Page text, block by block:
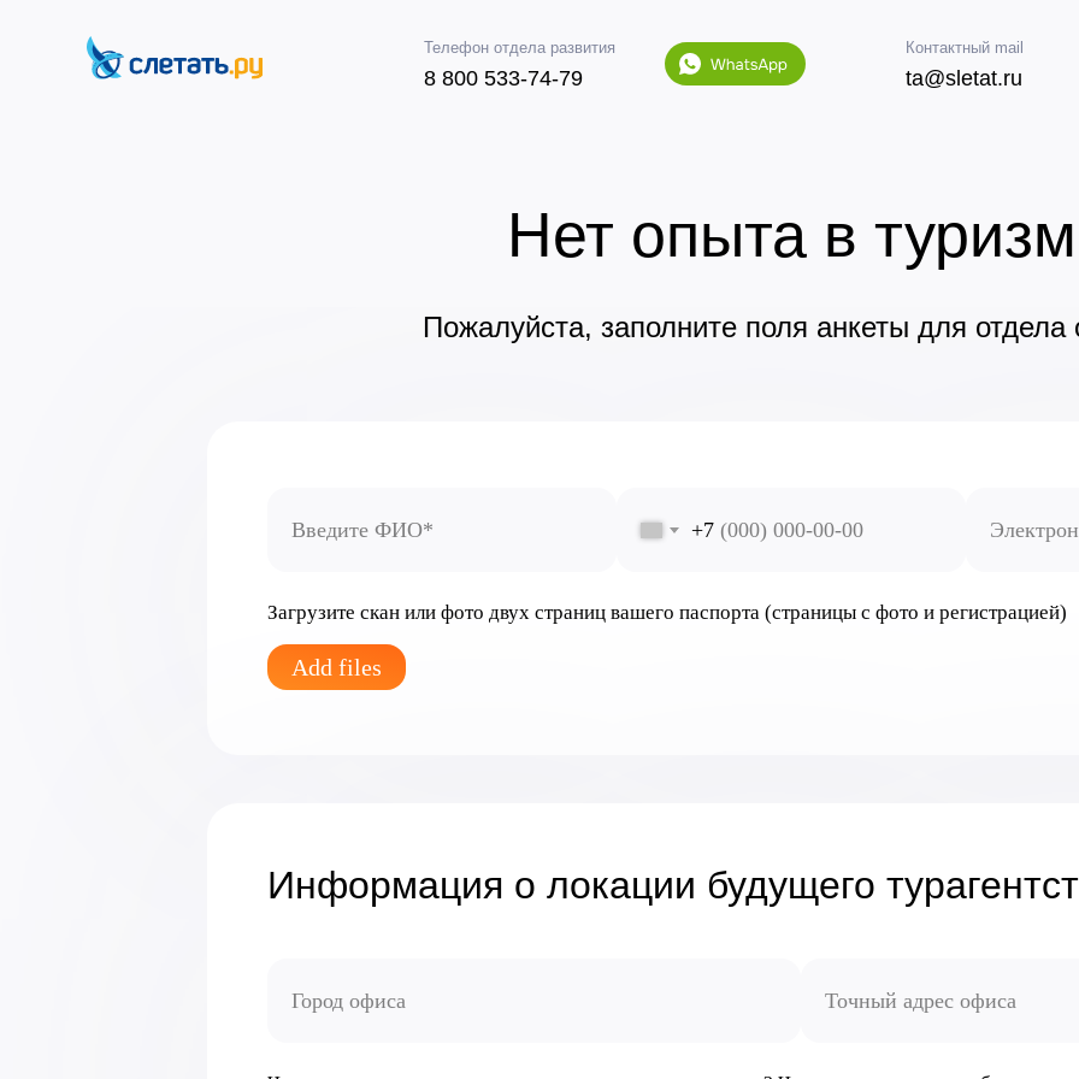
Телефон отдела развития Контактный mail
8 800 533-74-79 ta@sletat.ru
+7
Загрузите скан или фото двух страниц вашего паспорта (страницы с фото и регистрацией)
Add files
Информация о локации будущего
Нет опыта в
Пожалуйста, заполните поля анкеты для отдела